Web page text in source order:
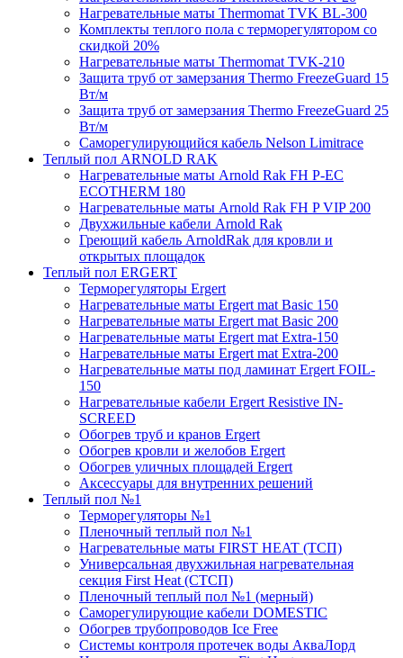
Нагревательные маты Thermomat TVK BL-300
Комплекты теплого пола с терморегулятором со
скидкой 20%
Нагревательные маты Thermomat TVK-210
Защита труб от замерзания Thermo FreezeGuard 15
Вт/м
Защита труб от замерзания Thermo FreezeGuard 25
Вт/м
Саморегулирующийся кабель Nelson Limitrace
Теплый пол ARNOLD RAK
Нагревательные маты Arnold Rak FH P-EC
ECOTHERM 180
Нагревательные маты Arnold Rak FH P VIP 200
Двухжильные кабели Arnold Rak
Греющий кабель ArnoldRak для кровли и
открытых площадок
Теплый пол ERGERT
Терморегуляторы Ergert
Нагревательные маты Ergert mat Basic 150
Нагревательные маты Ergert mat Basic 200
Нагревательные маты Ergert mat Extra-150
Нагревательные маты Ergert mat Extra-200
Нагревательные маты под ламинат Ergert FOIL-
150
Нагревательные кабели Ergert Resistive IN-
SCREED
Обогрев труб и кранов Ergert
Обогрев кровли и желобов Ergert
Обогрев уличных площадей Ergert
Аксессуары для внутренних решений
Теплый пол №1
Терморегуляторы №1
Пленочный теплый пол №1
Нагревательные маты FIRST HEAT (ТСП)
Универсальная двухжильная нагревательная
секция First Heat (СТСП)
Пленочный теплый пол №1 (мерный)
Саморегулирующие кабели DOMESTIC
Обогрев трубопроводов Ice Free
Системы контроля протечек воды АкваЛорд